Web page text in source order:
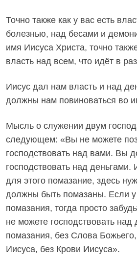
Точно также как у вас есть
болезнью, над бесами и
имя Иисуса Христа, точно
власть над всем, что идёт в
Иисус дал нам власть и над
должны нам повиноваться во
Мысль о служении двум
следующем: «Вы не можете
господствовать над вами. Вы
господствовать над деньгами.
для этого помазание, здесь
должны быть помазаны. Если у
помазания, тогда просто
не можете господствовать над
помазания, без Слова
Иисуса, без Крови Иисуса».